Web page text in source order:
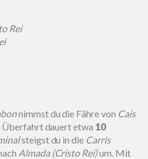
Rei
nimmst du die Fähre von Cais
Überfahrt dauert etwa 10
steigst du in die Carris
Almada (Cristo Rei)um. Mit